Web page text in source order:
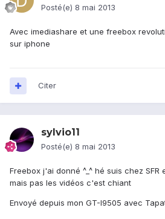
Posté(e) 8 mai 2013
Avec imediashare et une freebox
sur iphone
Citer
sylvio11
Posté(e) 8 mai 2013
Freebox j'ai donné ^_^ hé suis chez
mais pas les vidéos c'est chiant
Envoyé depuis mon GT-I9505 avec